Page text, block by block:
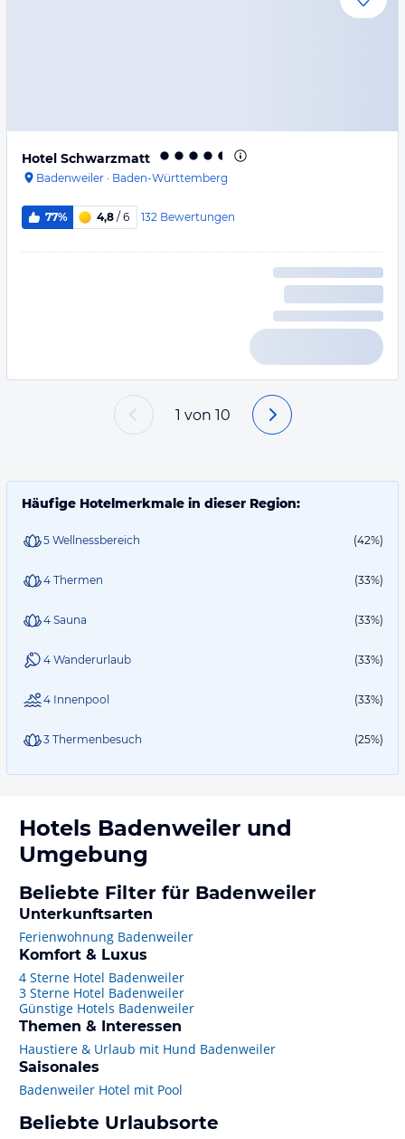
Hotel Schwarzmatt
Badenweiler · Baden-Württemberg
77% 4,8 / 6 132 Bewertungen
1 von 10
Häufige Hotelmerkmale in dieser Region:
5 Wellnessbereich (42%)
4 Thermen (33%)
4 Sauna (33%)
4 Wanderurlaub (33%)
4 Innenpool (33%)
3 Thermenbesuch (25%)
Hotels Badenweiler und
Umgebung
Beliebte Filter für Badenweiler
Unterkunftsarten
Ferienwohnung Badenweiler
Komfort & Luxus
4 Sterne Hotel Badenweiler
3 Sterne Hotel Badenweiler
Günstige Hotels Badenweiler
Themen & Interessen
Haustiere & Urlaub mit Hund Badenweiler
Saisonales
Badenweiler Hotel mit Pool
Beliebte Urlaubsorte